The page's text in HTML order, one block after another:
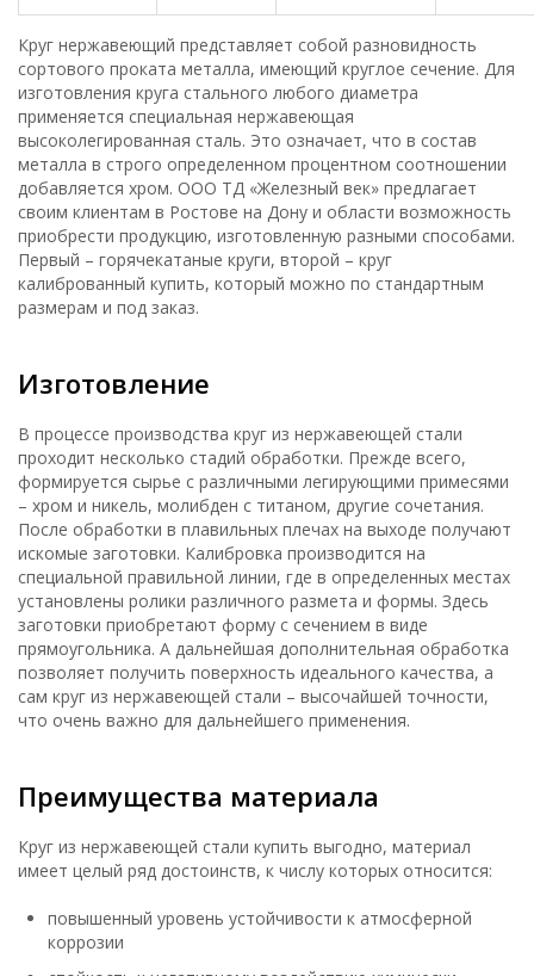
Круг нержавеющий представляет собой разновидность
сортового проката металла, имеющий круглое сечение. Для
изготовления круга стального любого диаметра
применяется специальная нержавеющая
высоколегированная сталь. Это означает, что в состав
металла в строго определенном процентном соотношении
добавляется хром. ООО ТД «Железный век» предлагает
своим клиентам в Ростове на Дону и области возможность
приобрести продукцию, изготовленную разными способами.
Первый – горячекатаные круги, второй – круг
калиброванный купить, который можно по стандартным
размерам и под заказ.
Изготовление
В процессе производства круг из нержавеющей стали
проходит несколько стадий обработки. Прежде всего,
формируется сырье с различными легирующими примесями
– хром и никель, молибден с титаном, другие сочетания.
После обработки в плавильных плечах на выходе получают
искомые заготовки. Калибровка производится на
специальной правильной линии, где в определенных местах
установлены ролики различного размета и формы. Здесь
заготовки приобретают форму с сечением в виде
прямоугольника. А дальнейшая дополнительная обработка
позволяет получить поверхность идеального качества, а
сам круг из нержавеющей стали – высочайшей точности,
что очень важно для дальнейшего применения.
Преимущества материала
Круг из нержавеющей стали купить выгодно, материал
имеет целый ряд достоинств, к числу которых относится:
повышенный уровень устойчивости к атмосферной
коррозии